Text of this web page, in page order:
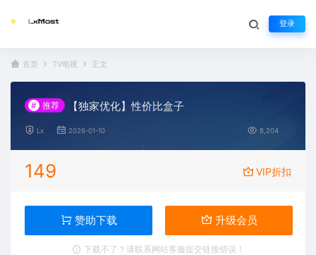
登录
首页 TV电视 正文
# 推荐 【独家优化】性价比盒子
Lx 2026-01-10 8,204
149 VIP折扣
赞助下载 升级会员
下载不了？请联系网站客服提交链接错误！